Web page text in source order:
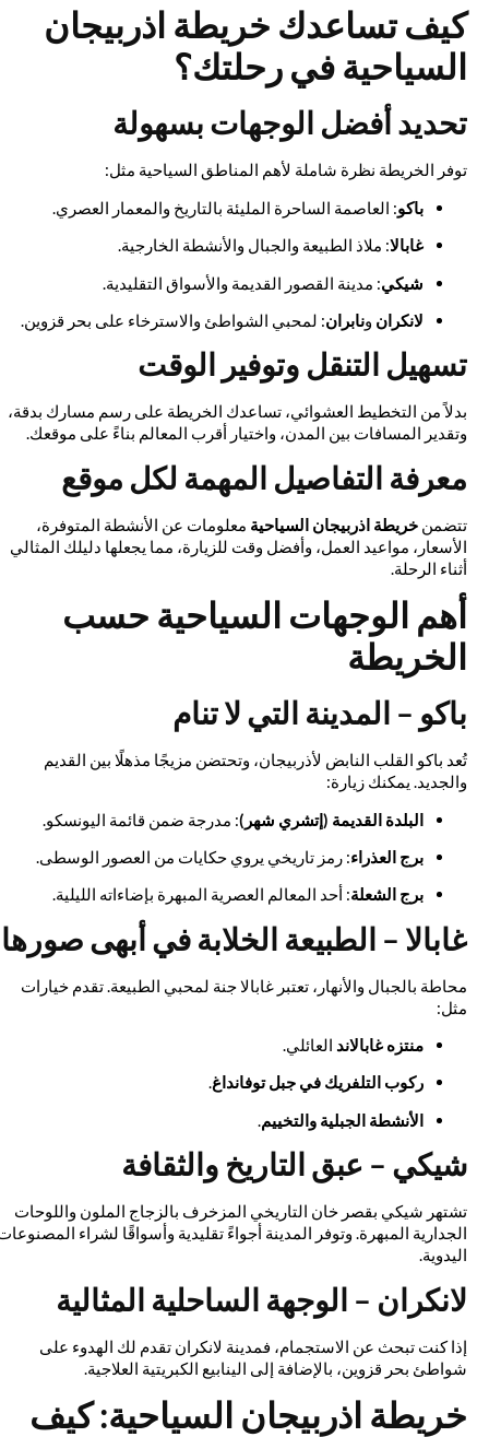
كيف تساعدك خريطة اذربيجان
السياحية في رحلتك؟
تحديد أفضل الوجهات بسهولة
توفر الخريطة نظرة شاملة لأهم المناطق السياحية مثل:
باكو: العاصمة الساحرة المليئة بالتاريخ والمعمار العصري.
غابالا: ملاذ الطبيعة والجبال والأنشطة الخارجية.
شيكي: مدينة القصور القديمة والأسواق التقليدية.
لانكران ونابران : لمحبي الشواطئ والاسترخاء على بحر قزوين.
تسهيل التنقل وتوفير الوقت
بدلاً من التخطيط العشوائي، تساعدك الخريطة على رسم مسارك بدقة،
وتقدير المسافات بين المدن، واختيار أقرب المعالم بناءً على موقعك.
معرفة التفاصيل المهمة لكل موقع
تتضمنخريطة اذربيجان السياحيةمعلومات عن الأنشطة المتوفرة،
الأسعار، مواعيد العمل، وأفضل وقت للزيارة، مما يجعلها دليلك المثالي
أثناء الرحلة.
أهم الوجهات السياحية حسب
الخريطة
باكو – المدينة التي لا تنام
تُعد باكو القلب النابض لأذربيجان، وتحتضن مزيجًا مذهلًا بين القديم
والجديد. يمكنك زيارة:
البلدة القديمة (إتشري شهر): مدرجة ضمن قائمة اليونسكو.
برج العذراء: رمز تاريخي يروي حكايات من العصور الوسطى.
برج الشعلة: أحد المعالم العصرية المبهرة بإضاءاته الليلية.
غابالا – الطبيعة الخلابة في أبهى صورها
محاطة بالجبال والأنهار، تعتبر غابالا جنة لمحبي الطبيعة. تقدم خيارات
مثل:
منتزه غابالاندالعائلي.
ركوب التلفريك في جبل توفانداغ.
الأنشطة الجبلية والتخييم.
شيكي – عبق التاريخ والثقافة
تشتهر شيكي بقصر خان التاريخي المزخرف بالزجاج الملون واللوحات
الجدارية المبهرة. وتوفر المدينة أجواءً تقليدية وأسواقًا لشراء المصنوعات
اليدوية.
لانكران – الوجهة الساحلية المثالية
إذا كنت تبحث عن الاستجمام، فمدينة لانكران تقدم لك الهدوء على
شواطئ بحر قزوين، بالإضافة إلى الينابيع الكبريتية العلاجية.
خريطة اذربيجان السياحية: كيف